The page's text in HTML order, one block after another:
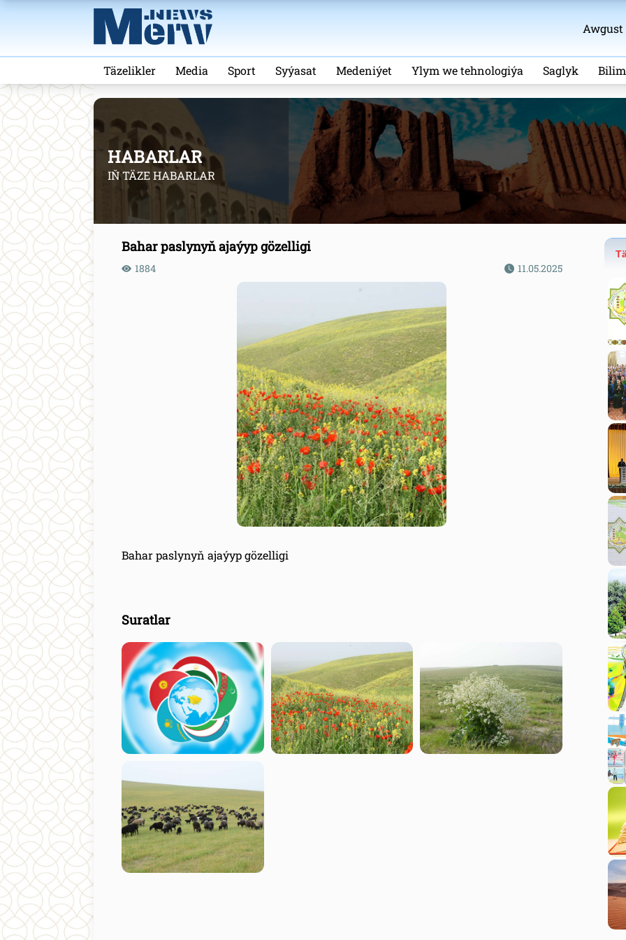
Awgust
Täzelikler Media Sport Syýasat Medeniýet Ylym we tehnologiýa Saglyk Bilim
HABARLAR
IŇ TÄZE HABARLAR
Bahar paslynyň ajaýyp gözelligi
1884 11.05.2025
Bahar paslynyň ajaýyp gözelligi
Suratlar